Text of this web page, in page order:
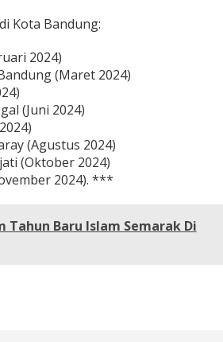
Kota Bandung:
2024)
(Maret 2024)
(Juni 2024)
(Agustus 2024)
(Oktober 2024)
2024). ***
Tahun Baru Islam Semarak Di